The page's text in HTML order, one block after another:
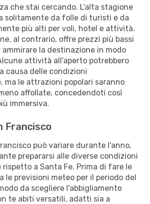
che stai cercando. L’alta stagione
solitamente da folle di turisti e da
più alti per voli, hotel e attività.
al contrario, offre prezzi più bassi
la destinazione in modo
attività all'aperto potrebbero
causa delle condizioni
ma le attrazioni popolari saranno
affollate, concedendoti così
immersiva.
Francisco
può variare durante l'anno,
prepararsi alle diverse condizioni
a Santa Fe. Prima di fare le
le previsioni meteo per il periodo del
da scegliere l'abbigliamento
te abiti versatili, adatti sia a